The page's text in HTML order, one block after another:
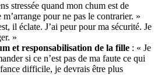
stressée quand mon chum est de
m’arrange pour ne pas le contrarier. »
il éclate. J’ai peur pour ma sécurité. Je
»
et responsabilisation de la fille : « Je
si ce n’est pas de ma faute ce qui
difficile, je devrais être plus